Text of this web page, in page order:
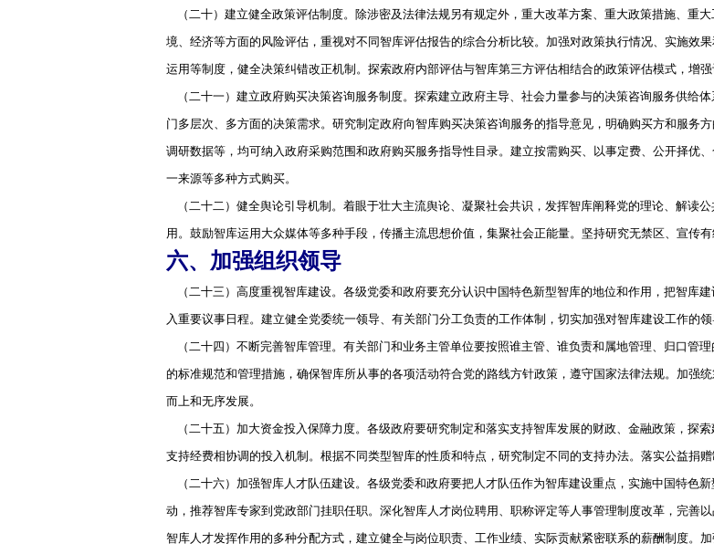
（二十）建立健全政策评估制度。除涉密及法律法规另有规定外，重大改革方案、重大政策措施、重
境、经济等方面的风险评估，重视对不同智库评估报告的综合分析比较。加强对政策执行情况、实施效
运用等制度，健全决策纠错改正机制。探索政府内部评估与智库第三方评估相结合的政策评估模式，增强
（二十一）建立政府购买决策咨询服务制度。探索建立政府主导、社会力量参与的决策咨询服务供给
门多层次、多方面的决策需求。研究制定政府向智库购买决策咨询服务的指导意见，明确购买方和服务
调研数据等，均可纳入政府采购范围和政府购买服务指导性目录。建立按需购买、以事定费、公开择优
一来源等多种方式购买。
（二十二）健全舆论引导机制。着眼于壮大主流舆论、凝聚社会共识，发挥智库阐释党的理论、解读
用。鼓励智库运用大众媒体等多种手段，传播主流思想价值，集聚社会正能量。坚持研究无禁区、宣传有
六、加强组织领导
（二十三）高度重视智库建设。各级党委和政府要充分认识中国特色新型智库的地位和作用，把智库
入重要议事日程。建立健全党委统一领导、有关部门分工负责的工作体制，切实加强对智库建设工作的领
（二十四）不断完善智库管理。有关部门和业务主管单位要按照谁主管、谁负责和属地管理、归口管
的标准规范和管理措施，确保智库所从事的各项活动符合党的路线方针政策，遵守国家法律法规。加强
而上和无序发展。
（二十五）加大资金投入保障力度。各级政府要研究制定和落实支持智库发展的财政、金融政策，探
支持经费相协调的投入机制。根据不同类型智库的性质和特点，研究制定不同的支持办法。落实公益捐
（二十六）加强智库人才队伍建设。各级党委和政府要把人才队伍作为智库建设重点，实施中国特色
动，推荐智库专家到党政部门挂职任职。深化智库人才岗位聘用、职称评定等人事管理制度改革，完善
智库人才发挥作用的多种分配方式，建立健全与岗位职责、工作业绩、实际贡献紧密联系的薪酬制度。